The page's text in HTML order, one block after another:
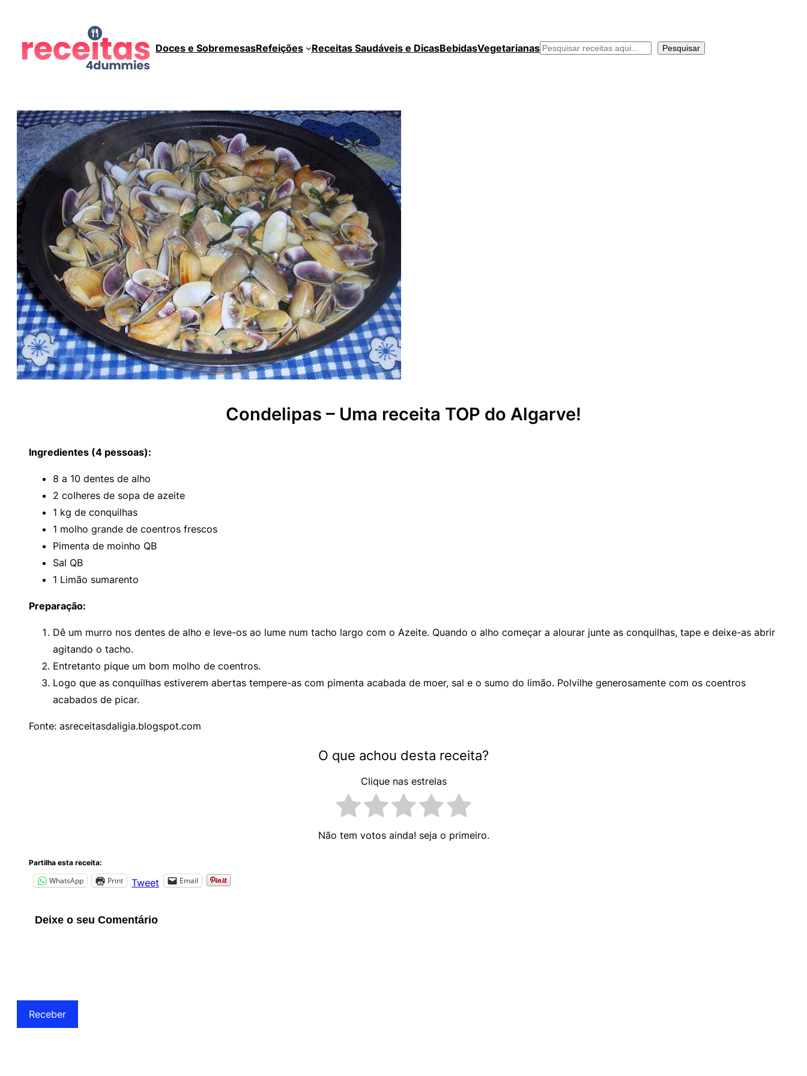
Doces e SobremesasRefeições Receitas Saudáveis e DicasBebidasVegetarianasPesquisar Pesquisar
Condelipas – Uma receita TOP do Algarve!
Ingredientes (4 pessoas):
8 a 10 dentes de alho
2 colheres de sopa de azeite
1 kg de conquilhas
1 molho grande de coentros frescos
Pimenta de moinho QB
Sal QB
1 Limão sumarento
Preparação:
Dê um murro nos dentes de alho e leve-os ao lume num tacho largo com o Azeite. Quando o alho começar a alourar junte as conquilhas, tape e deixe-as abrir
agitando o tacho.
Entretanto pique um bom molho de coentros.
Logo que as conquilhas estiverem abertas tempere-as com pimenta acabada de moer, sal e o sumo do limão. Polvilhe generosamente com os coentros
acabados de picar.
Fonte: asreceitasdaligia.blogspot.com
O que achou desta receita?
Clique nas estrelas
Não tem votos ainda! seja o primeiro.
Partilha esta receita:
WhatsApp Print Tweet Email
Deixe o seu Comentário
Receber